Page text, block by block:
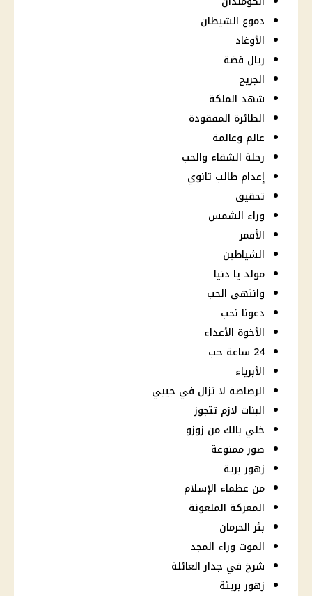
دموع الشيطان
الأوغاد
ريال فضة
الجريح
شهد الملكة
الطائرة المفقودة
عالم وعالمة
رحلة الشقاء والحب
إعدام طالب ثانوي
تحقيق
وراء الشمس
الأقمر
الشياطين
مولد يا دنيا
وانتهى الحب
دعونا نحب
الأخوة الأعداء
24 ساعة حب
الأبرياء
الرصاصة لا تزال في جيبي
البنات لازم تتجوز
خلي بالك من زوزو
صور ممنوعة
زهور برية
من عظماء الإسلام
المعركة الملعونة
بئر الحرمان
الموت وراء المجد
شرخ في جدار العائلة
زهور بريئة